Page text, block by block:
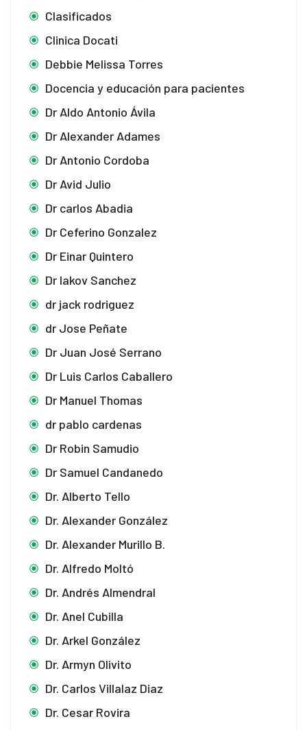
Clasificados
Clinica Docati
Debbie Melissa Torres
Docencia y educación para pacientes
Dr Aldo Antonio Ávila
Dr Alexander Adames
Dr Antonio Cordoba
Dr Avid Julio
Dr carlos Abadia
Dr Ceferino Gonzalez
Dr Einar Quintero
Dr Iakov Sanchez
dr jack rodriguez
dr Jose Peñate
Dr Juan José Serrano
Dr Luis Carlos Caballero
Dr Manuel Thomas
dr pablo cardenas
Dr Robin Samudio
Dr Samuel Candanedo
Dr. Alberto Tello
Dr. Alexander González
Dr. Alexander Murillo B.
Dr. Alfredo Moltó
Dr. Andrés Almendral
Dr. Anel Cubilla
Dr. Arkel González
Dr. Armyn Olivito
Dr. Carlos Villalaz Diaz
Dr. Cesar Rovira